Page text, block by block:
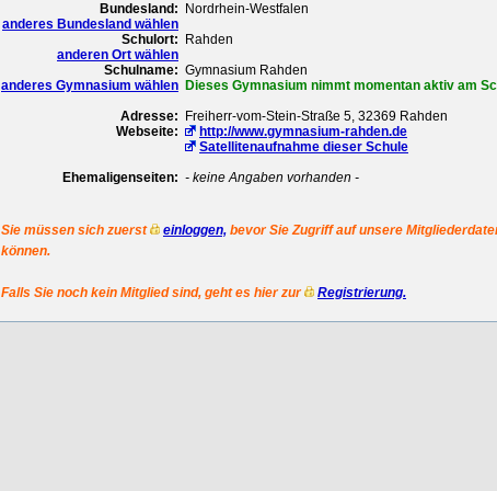
Bundesland:
anderes Bundesland wählen
Nordrhein-Westfalen
Schulort:
anderen Ort wählen
Rahden
Schulname:
anderes Gymnasium wählen
Gymnasium Rahden
Dieses Gymnasium nimmt momentan aktiv am
Adresse:
Freiherr-vom-Stein-Straße 5, 32369 Rahden
Webseite:
http://www.gymnasium-rahden.de
Satellitenaufnahme dieser Schule
Ehemaligenseiten: - keine Angaben vorhanden -
Sie müssen sich zuerst einloggen, bevor Sie Zugriff auf unsere
können.
Falls Sie noch kein Mitglied sind, geht es hier zur Registrierung.